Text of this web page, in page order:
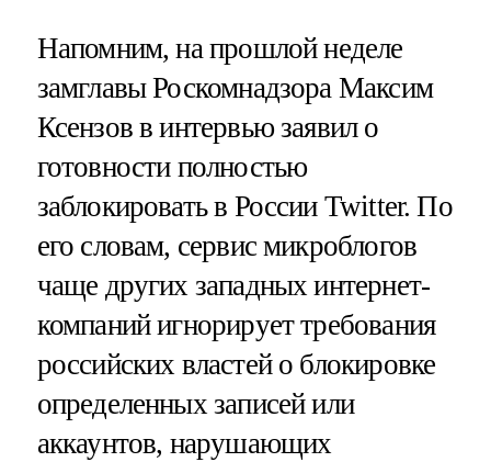
Напомним, на прошлой неделе
замглавы Роскомнадзора Максим
Ксензов в интервью заявил о
готовности полностью
заблокировать в России Twitter. По
его словам, сервис микроблогов
чаще других западных интернет-
компаний игнорирует требования
российских властей о блокировке
определенных записей или
аккаунтов, нарушающих